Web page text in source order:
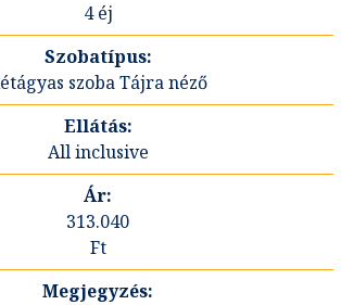
4 éj
szoba Tájra néző
All inclusive
313.040
Ft